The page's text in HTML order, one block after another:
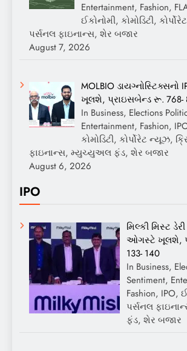
Entertainment, Fashion,
ઈકોનોમી, કોમોડિટી,
પર્સનલ ફાઇનાન્સ, શેર બજાર
August 7, 2026
MOLBIO
ખૂલશે, પ્રાઇસબેન્ડ રૂ. 768-
In Business, Elections
Entertainment, Fashion,
કોમોડિટી, કોર્પોરેટ ન્યૂઝ,
ફાઇનાન્સ, મ્યુચ્યુઅલ ફંડ, શેર બજાર
August 6, 2026
IPO
મિલ્કી મિસ્ટ
ઓગસ્ટે ખૂલશે,
133- 140
In Business,
Sentiment,
Fashion, IPO,
પર્સનલ
ફંડ, શેર બજાર